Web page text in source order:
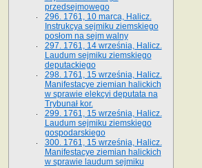
przedsejmowego
296. 1761, 10 marca, Halicz.
Instrukcya sejmiku ziemskiego
posłom na sejm walny
297. 1761, 14 września, Halicz.
Laudum sejmiku ziemskiego
deputackiego
298. 1761, 15 września, Halicz.
Manifestacye ziemian halickich
w sprawie elekcyi deputata na
Trybunał kor.
299. 1761, 15 września, Halicz.
Laudum sejmiku ziemskiego
gospodarskiego
300. 1761, 15 września, Halicz.
Manifestacye ziemian halickich
w sprawie laudum sejmiku